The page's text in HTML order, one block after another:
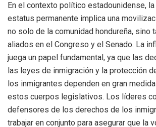
En el contexto político estadounidense,
estatus permanente implica una
no solo de la comunidad hondureña, sino
aliados en el Congreso y el Senado. La
juega un papel fundamental, ya que las
las leyes de inmigración y la protección
los inmigrantes dependen en gran
estos cuerpos legislativos. Los líderes
defensores de los derechos de los
trabajar en conjunto para asegurar que la